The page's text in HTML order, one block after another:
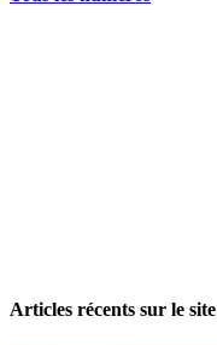
Articles récents sur le site